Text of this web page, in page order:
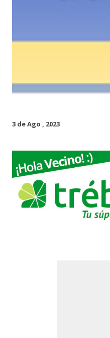
3 de Ago , 2023